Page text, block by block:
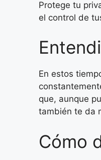
Protege tu
el control de
En estos
que, aunque
también te da
Cómo